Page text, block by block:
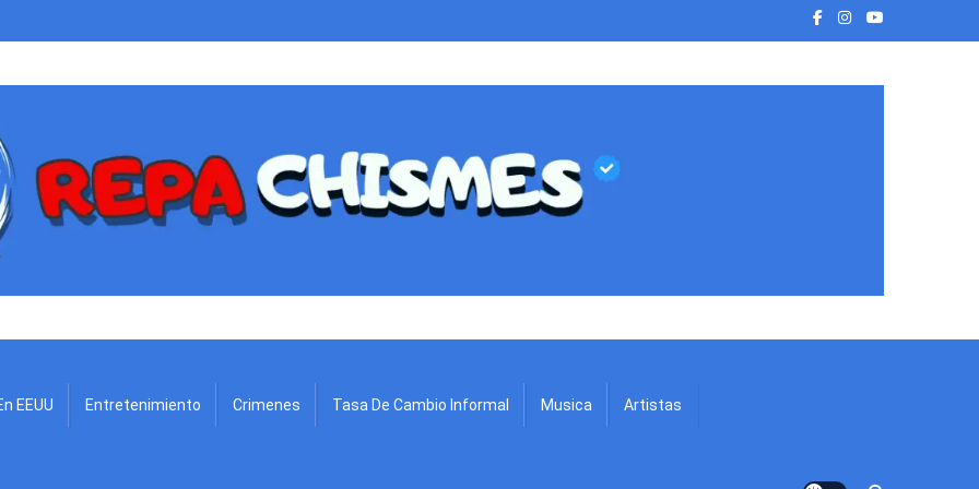
EEUU Entretenimiento Crimenes Tasa De Cambio Informal Musica Artistas